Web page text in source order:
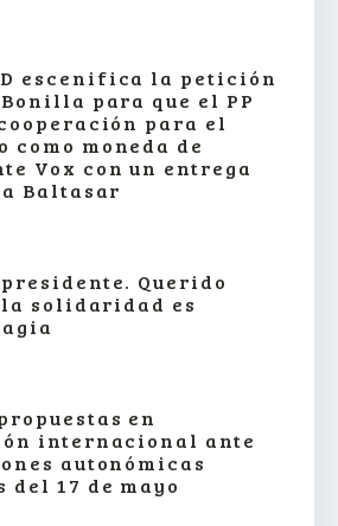
escenifica la petición
para que el PP
para el
como moneda de
Vox con un entrega
Baltasar
Querido
solidaridad es
en
internacional ante
autonómicas
del 17 de mayo